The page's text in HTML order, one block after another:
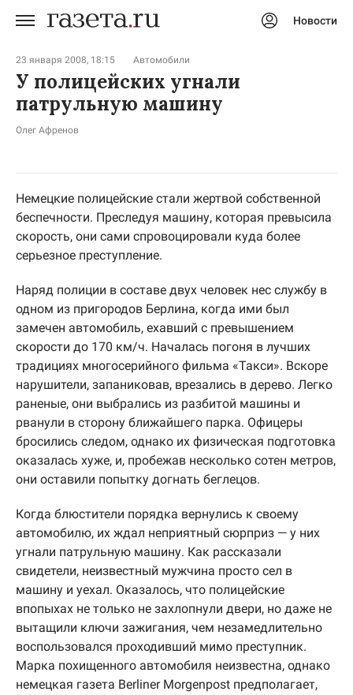
Новости
23 января 2008, 18:15 Автомобили
У полицейских угнали
патрульную машину
Олег Афренов
Немецкие полицейские стали жертвой собственной
беспечности. Преследуя машину, которая превысила
скорость, они сами спровоцировали куда более
серьезное преступление.
Наряд полиции в составе двух человек нес службу в
одном из пригородов Берлина, когда ими был
замечен автомобиль, ехавший с превышением
скорости до 170 км/ч. Началась погоня в лучших
традициях многосерийного фильма «Такси». Вскоре
нарушители, запаниковав, врезались в дерево. Легко
раненые, они выбрались из разбитой машины и
рванули в сторону ближайшего парка. Офицеры
бросились следом, однако их физическая подготовка
оказалась хуже, и, пробежав несколько сотен метров,
они оставили попытку догнать беглецов.
Когда блюстители порядка вернулись к своему
автомобилю, их ждал неприятный сюрприз — у них
угнали патрульную машину. Как рассказали
свидетели, неизвестный мужчина просто сел в
машину и уехал. Оказалось, что полицейские
впопыхах не только не захлопнули двери, но даже не
вытащили ключи зажигания, чем незамедлительно
воспользовался проходивший мимо преступник.
Марка похищенного автомобиля неизвестна, однако
немецкая газета Berliner Morgenpost предполагает,